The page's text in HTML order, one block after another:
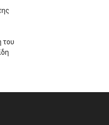
του